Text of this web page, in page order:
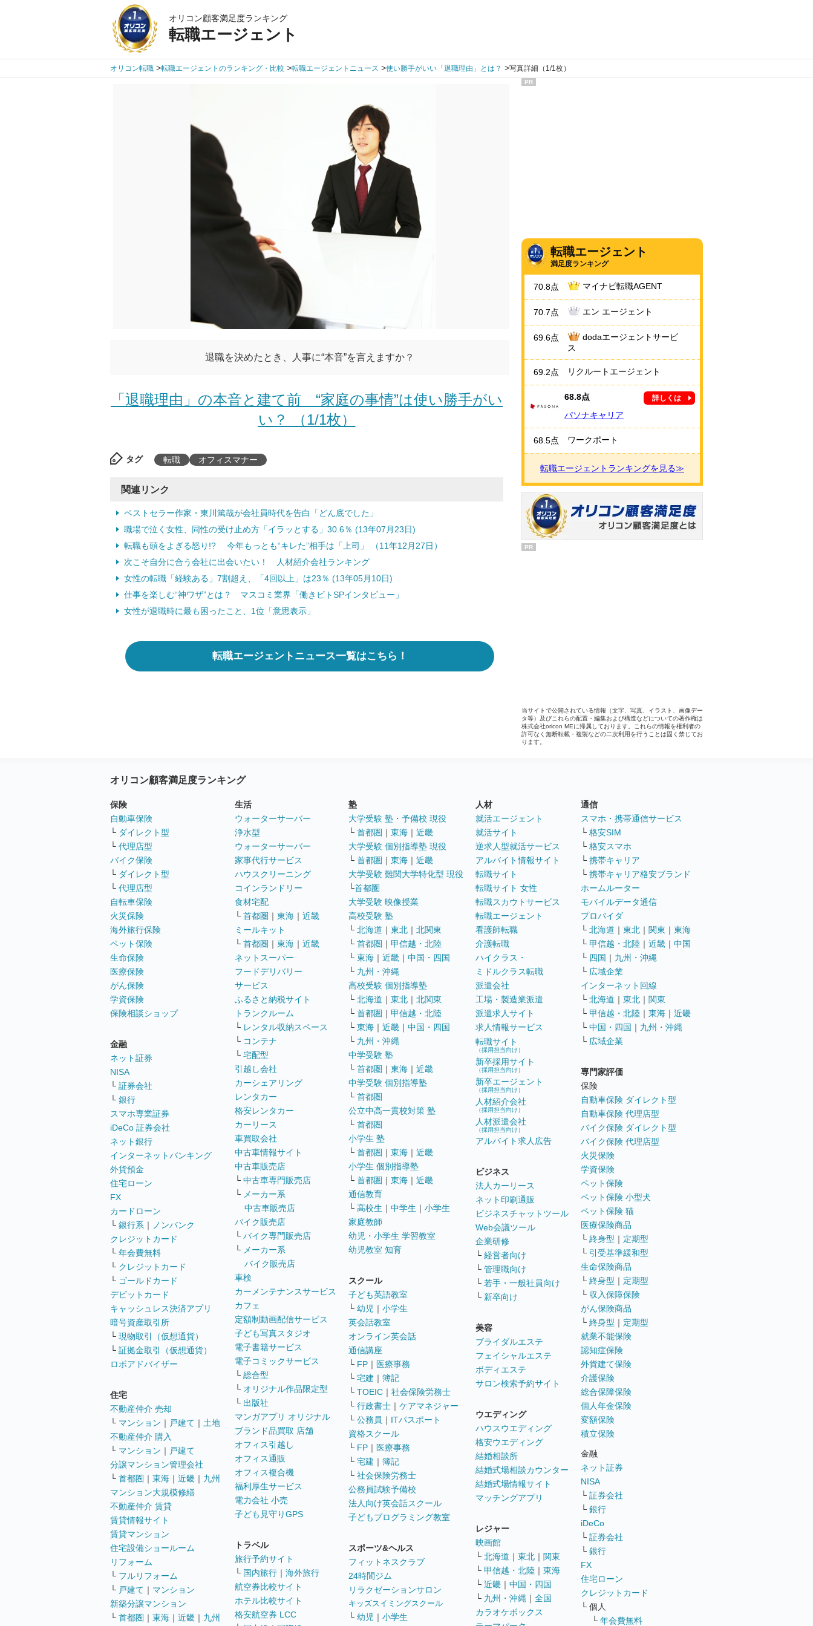
オリコン顧客満足度ランキング
転職エージェント
オリコン転職 >転職エージェントのランキング・比較 >転職エージェントニュース >使い勝手がいい「退職理由」とは？ >写真詳細（1/1枚）
退職を決めたとき、人事に“本音”を言えますか？
「退職理由」の本音と建て前 “家庭の事情”は使い勝手がい
い？ （1/1枚）
タグ 転職 オフィスマナー
関連リンク
ベストセラー作家・東川篤哉が会社員時代を告白「どん底でした」
職場で泣く女性、同性の受け止め方「イラッとする」30.6％ (13年07月23日)
転職も頭をよぎる怒り!? 今年もっとも“キレた”相手は「上司」 （11年12月27日）
次こそ自分に合う会社に出会いたい！ 人材紹介会社ランキング
女性の転職「経験ある」7割超え、「4回以上」は23％ (13年05月10日)
仕事を楽しむ“神ワザ”とは？ マスコミ業界「働きビトSPインタビュー」
女性が退職時に最も困ったこと、1位「意思表示」
転職エージェントニュース一覧はこちら！
PR
転職エージェント
満足度ランキング
70.8点 マイナビ転職AGENT
70.7点 エン エージェント
69.6点
dodaエージェントサービ
ス
69.2点 リクルートエージェント
68.8点 詳しくは
パソナキャリア
68.5点 ワークポート
転職エージェントランキングを見る≫
PR
当サイトで公開されている情報（文字、写真、イラスト、画像デー
タ等）及びこれらの配置・編集および構造などについての著作権は
株式会社oricon MEに帰属しております。これらの情報を権利者の
許可なく無断転載・複製などの二次利用を行うことは固く禁じてお
ります。
オリコン顧客満足度ランキング
保険
自動車保険
└ ダイレクト型
└ 代理店型
バイク保険
└ ダイレクト型
└ 代理店型
自転車保険
火災保険
海外旅行保険
ペット保険
生命保険
医療保険
がん保険
学資保険
保険相談ショップ
金融
ネット証券
NISA
└ 証券会社
└ 銀行
スマホ専業証券
iDeCo 証券会社
ネット銀行
インターネットバンキング
外貨預金
住宅ローン
FX
カードローン
└ 銀行系 ｜
ノンバンク
クレジットカード
└ 年会費無料
└ クレジットカード
└ ゴールドカード
デビットカード
キャッシュレス決済アプリ
暗号資産取引所
└ 現物取引（仮想通貨）
└ 証拠金取引（仮想通貨）
ロボアドバイザー
住宅
不動産仲介 売却
└ マンション ｜ 戸建て ｜ 土地
不動産仲介 購入
└ マンション ｜ 戸建て
分譲マンション管理会社
└ 首都圏 ｜ 東海 ｜ 近畿 ｜ 九州
マンション大規模修繕
不動産仲介 賃貸
賃貸情報サイト
賃貸マンション
住宅設備ショールーム
リフォーム
└ フルリフォーム
└ 戸建て ｜ マンション
新築分譲マンション
└ 首都圏 ｜ 東海 ｜ 近畿 ｜ 九州
生活
ウォーターサーバー
浄水型
ウォーターサーバー
家事代行サービス
ハウスクリーニング
コインランドリー
食材宅配
└ 首都圏 ｜ 東海 ｜ 近畿
ミールキット
└ 首都圏 ｜ 東海 ｜ 近畿
ネットスーパー
フードデリバリー
サービス
ふるさと納税サイト
トランクルーム
└ レンタル収納スペース
└ コンテナ
└ 宅配型
引越し会社
カーシェアリング
レンタカー
格安レンタカー
カーリース
車買取会社
中古車情報サイト
中古車販売店
└ 中古車専門販売店
└ メーカー系
中古車販売店
バイク販売店
└ バイク専門販売店
└ メーカー系
バイク販売店
車検
カーメンテナンスサービス
カフェ
定額制動画配信サービス
子ども写真スタジオ
電子書籍サービス
電子コミックサービス
└ 総合型
└ オリジナル作品限定型
└ 出版社
マンガアプリ オリジナル
ブランド品買取 店舗
オフィス引越し
オフィス通販
オフィス複合機
福利厚生サービス
電力会社 小売
子ども見守りGPS
トラベル
旅行予約サイト
└ 国内旅行 ｜ 海外旅行
航空券比較サイト
ホテル比較サイト
格安航空券 LCC
塾
大学受験 塾・予備校 現役
└ 首都圏 ｜ 東海 ｜ 近畿
大学受験 個別指導塾 現役
└ 首都圏 ｜ 東海 ｜ 近畿
大学受験 難関大学特化型 現役
└首都圏
大学受験 映像授業
高校受験 塾
└ 北海道 ｜ 東北 ｜ 北関東
└ 首都圏 ｜ 甲信越・北陸
└ 東海 ｜ 近畿 ｜ 中国・四国
└ 九州・沖縄
高校受験 個別指導塾
└ 北海道 ｜ 東北 ｜ 北関東
└ 首都圏 ｜ 甲信越・北陸
└ 東海 ｜ 近畿 ｜ 中国・四国
└ 九州・沖縄
中学受験 塾
└ 首都圏 ｜ 東海 ｜ 近畿
中学受験 個別指導塾
└ 首都圏
公立中高一貫校対策 塾
└ 首都圏
小学生 塾
└ 首都圏 ｜ 東海 ｜ 近畿
小学生 個別指導塾
└ 首都圏 ｜ 東海 ｜ 近畿
通信教育
└ 高校生 ｜ 中学生 ｜ 小学生
家庭教師
幼児・小学生 学習教室
幼児教室 知育
スクール
子ども英語教室
└ 幼児 ｜ 小学生
英会話教室
オンライン英会話
通信講座
└ FP ｜ 医療事務
└ 宅建 ｜ 簿記
└ TOEIC ｜ 社会保険労務士
└ 行政書士 ｜ ケアマネジャー
└ 公務員 ｜ ITパスポート
資格スクール
└ FP ｜ 医療事務
└ 宅建 ｜ 簿記
└ 社会保険労務士
公務員試験予備校
法人向け英会話スクール
子どもプログラミング教室
スポーツ&ヘルス
フィットネスクラブ
24時間ジム
リラクゼーションサロン
キッズスイミングスクール
└ 幼児 ｜ 小学生
人材
就活エージェント
就活サイト
逆求人型就活サービス
アルバイト情報サイト
転職サイト
転職サイト 女性
転職スカウトサービス
転職エージェント
看護師転職
介護転職
ハイクラス・
ミドルクラス転職
派遣会社
工場・製造業派遣
派遣求人サイト
求人情報サービス
転職サイト
（採用担当向け）
新卒採用サイト
（採用担当向け）
新卒エージェント
（採用担当向け）
人材紹介会社
（採用担当向け）
人材派遣会社
（採用担当向け）
アルバイト求人広告
ビジネス
法人カーリース
ネット印刷通販
ビジネスチャットツール
Web会議ツール
企業研修
└ 経営者向け
└ 管理職向け
└ 若手・一般社員向け
└ 新卒向け
美容
ブライダルエステ
フェイシャルエステ
ボディエステ
サロン検索予約サイト
ウエディング
ハウスウエディング
格安ウエディング
結婚相談所
結婚式場相談カウンター
結婚式場情報サイト
マッチングアプリ
レジャー
映画館
└ 北海道 ｜ 東北 ｜ 関東
└ 甲信越・北陸 ｜ 東海
└ 近畿 ｜ 中国・四国
└ 九州・沖縄 ｜ 全国
カラオケボックス
通信
スマホ・携帯通信サービス
└ 格安SIM
└ 格安スマホ
└ 携帯キャリア
└ 携帯キャリア格安ブランド
ホームルーター
モバイルデータ通信
プロバイダ
└ 北海道 ｜ 東北 ｜ 関東 ｜ 東海
└ 甲信越・北陸 ｜ 近畿 ｜ 中国
└ 四国 ｜ 九州・沖縄
└ 広域企業
インターネット回線
└ 北海道 ｜ 東北 ｜ 関東
└ 甲信越・北陸 ｜ 東海 ｜ 近畿
└ 中国・四国 ｜ 九州・沖縄
└ 広域企業
専門家評価
保険
自動車保険 ダイレクト型
自動車保険 代理店型
バイク保険 ダイレクト型
バイク保険 代理店型
火災保険
学資保険
ペット保険
ペット保険 小型犬
ペット保険 猫
医療保険商品
└ 終身型 ｜ 定期型
└ 引受基準緩和型
生命保険商品
└ 終身型 ｜ 定期型
└ 収入保障保険
がん保険商品
└ 終身型 ｜ 定期型
就業不能保険
認知症保険
外貨建て保険
介護保険
総合保障保険
個人年金保険
変額保険
積立保険
金融
ネット証券
NISA
└ 証券会社
└ 銀行
iDeCo
└ 証券会社
└ 銀行
FX
住宅ローン
クレジットカード
└ 個人
└ 年会費無料